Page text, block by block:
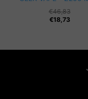
€46,83
€18,73